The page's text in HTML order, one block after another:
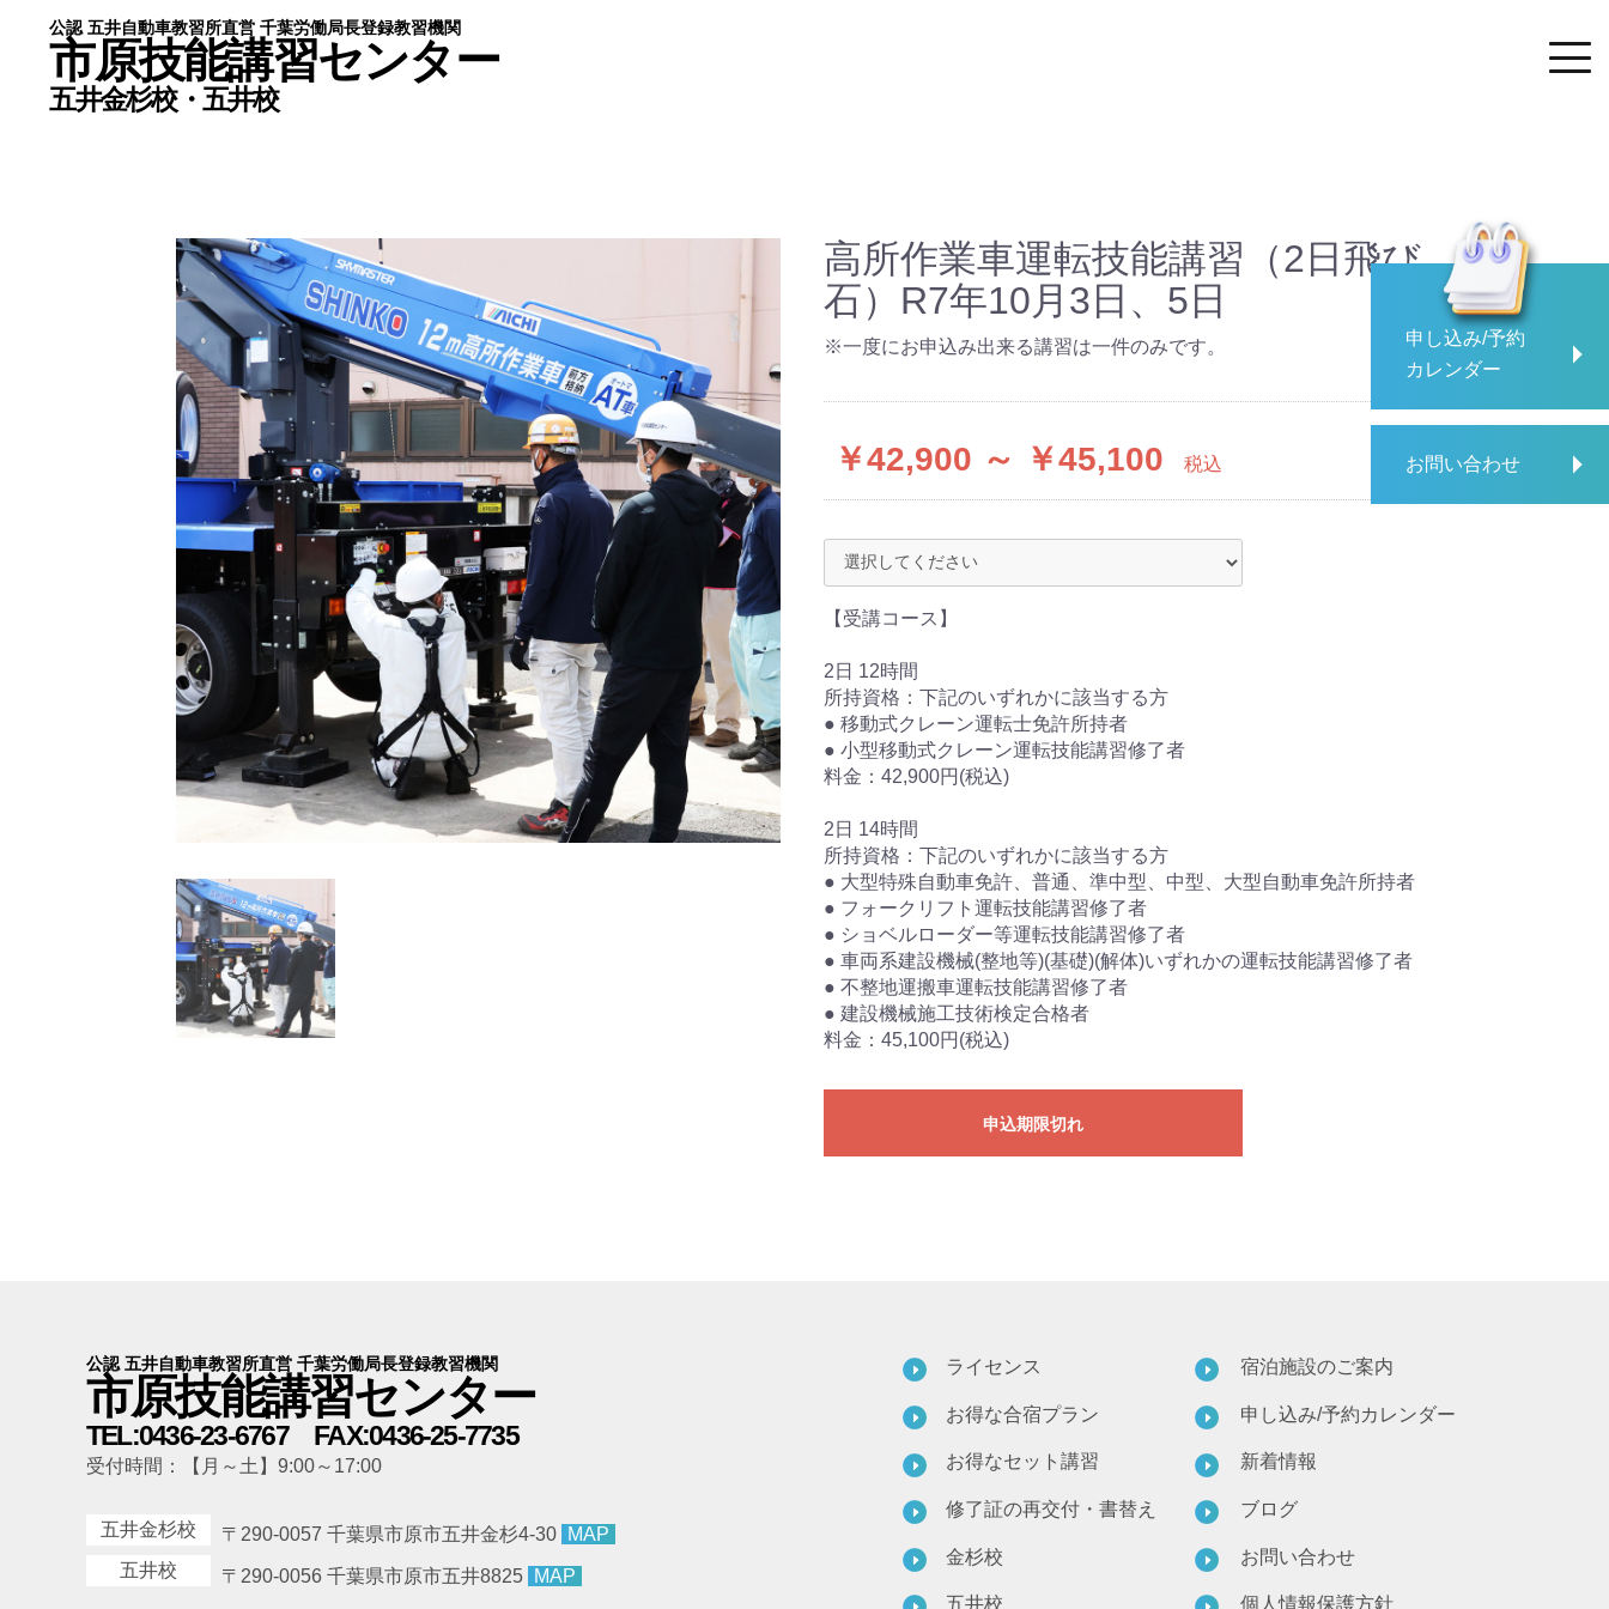
公認 五井自動車教習所直営 千葉労働局長登録教習機関
市原技能講習センター
五井金杉校・五井校
お得なセット講習
修了証の再交付・書替え
宿泊施設のご案内
金杉校
ブログ
個人情報保護方針
特定商取引法に基づく表記
予約カレンダー
お申し込みはこちら
お問い合わせは五井金杉校まで
公認 五井自動車教習所直営 千葉労働局長登録教習機関
市原技能講習センター
五井金杉校・五井校
申し込み/予約
カレンダー
お問い合わせ
高所作業車運転技能講習（2日飛び
石）R7年10月3日、5日
※一度にお申込み出来る講習は一件のみです。
￥42,900 ～ ￥45,100 税込
【受講コース】
2日 12時間
所持資格：下記のいずれかに該当する方
● 移動式クレーン運転士免許所持者
● 小型移動式クレーン運転技能講習修了者
料金：42,900円(税込)
2日 14時間
所持資格：下記のいずれかに該当する方
● 大型特殊自動車免許、普通、準中型、中型、大型自動車免許所持者
● フォークリフト運転技能講習修了者
● ショベルローダー等運転技能講習修了者
● 車両系建設機械(整地等)(基礎)(解体)いずれかの運転技能講習修了者
● 不整地運搬車運転技能講習修了者
● 建設機械施工技術検定合格者
料金：45,100円(税込)
申込期限切れ
公認 五井自動車教習所直営 千葉労働局長登録教習機関
市原技能講習センター
TEL:0436-23-6767 FAX:0436-25-7735
受付時間：【月～土】9:00～17:00
五井金杉校 〒290-0057 千葉県市原市五井金杉4-30
MAP
五井校
〒290-0056 千葉県市原市五井8825 MAP
ライセンス
お得な合宿プラン
お得なセット講習
修了証の再交付・書替え
金杉校
五井校
宿泊施設のご案内
申し込み/予約カレンダー
新着情報
ブログ
お問い合わせ
個人情報保護方針